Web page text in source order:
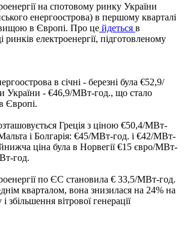
на спотовому ринку України
енергоострова) в першому кварталі
в Європі. Про це йдеться в
ринків електроенергії, підготовленому
в січні - березні була €52,9/
України - €46,9/МВт-год., що стало
Європі.
Греція з ціною €50,4/МВт-
і Болгарія: €45/МВт-год. і €42/МВт-
ціна була в Норвегії €15 євро/МВт-
год.
по ЄС становила € 33,5/МВт-год.
кварталом, вона знизилася на 24% на
збільшення вітрової генерації